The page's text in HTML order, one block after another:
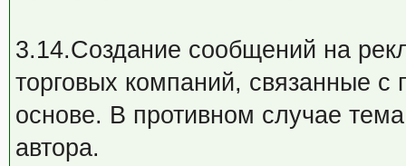
3.14.Создание сообщений на
торговых компаний, связанные
основе. В противном случае
автора.